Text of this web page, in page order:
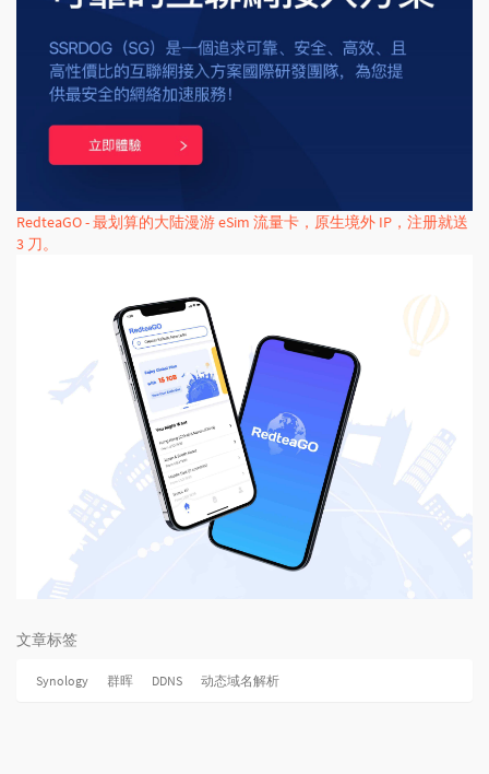
RedteaGO - 最划算的大陆漫游 eSim 流量卡，原生境外 IP，注册就送
3 刀。
文章标签
Synology 群晖 DDNS 动态域名解析